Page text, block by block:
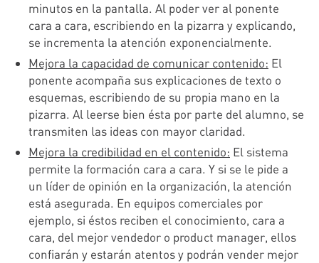
minutos en la pantalla. Al poder ver al ponente
cara a cara, escribiendo en la pizarra y explicando,
se incrementa la atención exponencialmente.
Mejora la capacidad de comunicar contenido: El
ponente acompaña sus explicaciones de texto o
esquemas, escribiendo de su propia mano en la
pizarra. Al leerse bien ésta por parte del alumno, se
transmiten las ideas con mayor claridad.
Mejora la credibilidad en el contenido: El sistema
permite la formación cara a cara. Y si se le pide a
un líder de opinión en la organización, la atención
está asegurada. En equipos comerciales por
ejemplo, si éstos reciben el conocimiento, cara a
cara, del mejor vendedor o product manager, ellos
confiarán y estarán atentos y podrán vender mejor